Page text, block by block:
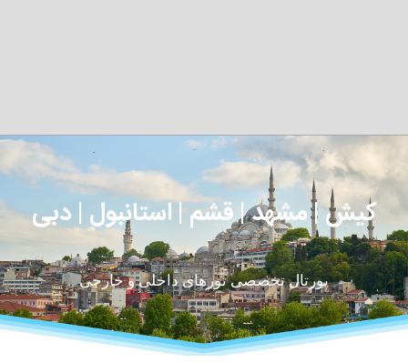
کیش | مشهد | قشم | استانبول | دبی
پورتال تخصصی تورهای داخلی و خارجی